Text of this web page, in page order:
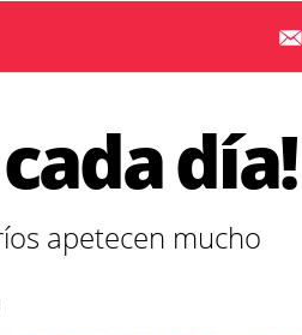
día!
apetecen mucho